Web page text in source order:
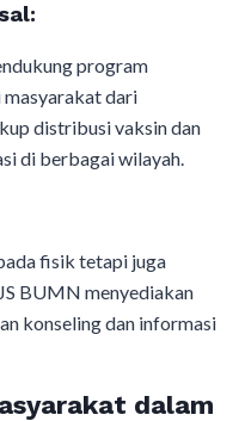
program
masyarakat dari
distribusi vaksin dan
di berbagai wilayah.
fisik tetapi juga
BUMN menyediakan
konseling dan informasi
dalam